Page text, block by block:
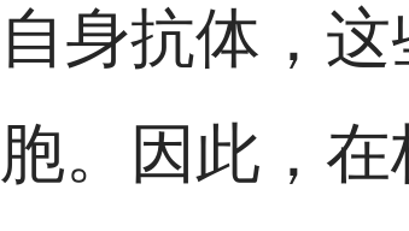
身抗体，
。因此，